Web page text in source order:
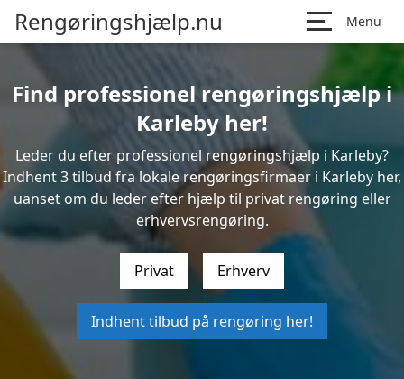
Rengøringshjælp.nu Menu
Find professionel rengøringshjælp i
Karleby her!
Leder du efter professionel rengøringshjælp i Karleby?
Indhent 3 tilbud fra lokale rengøringsfirmaer i Karleby her,
uanset om du leder efter hjælp til privat rengøring eller
erhvervsrengøring.
Privat Erhverv
Indhent tilbud på rengøring her!